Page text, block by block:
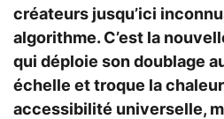
créateurs jusqu’ici
algorithme. C’est la
qui déploie son doublage
échelle et troque la
accessibilité universelle,